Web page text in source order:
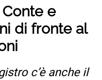
e
di fronte al
c’è anche il